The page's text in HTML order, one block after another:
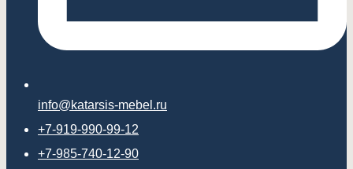
info@katarsis-mebel.ru
+7-919-990-99-12
+7-985-740-12-90